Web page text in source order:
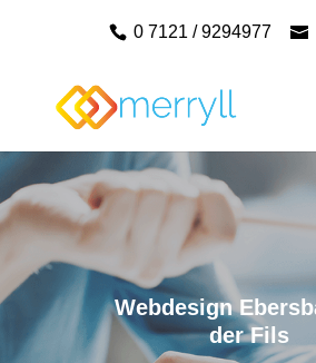
0 7121 / 9294977
Webdesign
der Fils